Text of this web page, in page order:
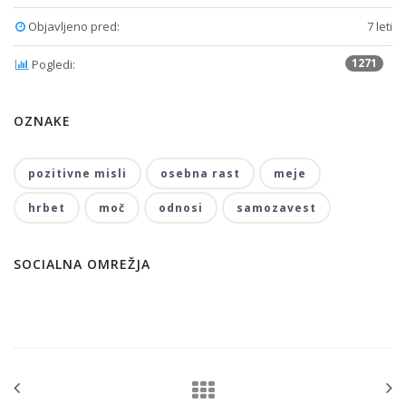
Objavljeno pred: 7 leti
Pogledi: 1271
OZNAKE
pozitivne misli osebna rast meje
hrbet moč odnosi samozavest
SOCIALNA OMREŽJA